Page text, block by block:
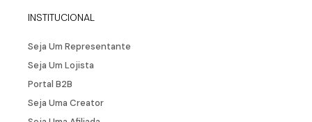
INSTITUCIONAL
Seja Um Representante
Seja Um Lojista
Portal B2B
Seja Uma Creator